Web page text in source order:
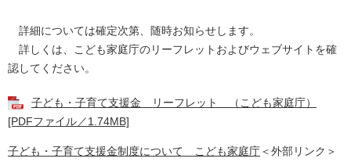
詳細については確定次第、随時お知らせします。
詳しくは、こども家庭庁のリーフレットおよびウェブサイトを確
認してください。
子ども・子育て支援金 リーフレット （こども家庭庁）
[PDFファイル／1.74MB]
子ども・子育て支援金制度について こども家庭庁＜外部リンク＞